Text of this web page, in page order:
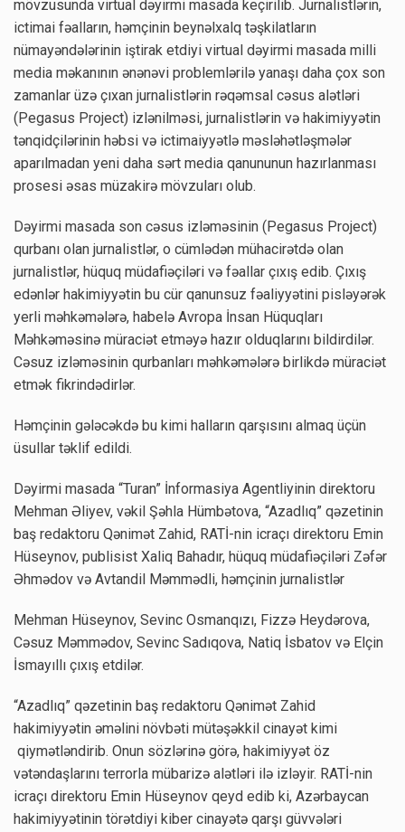
mövzusunda virtual dəyirmi masada keçirilib. Jurnalistlərin,
ictimai fəalların, həmçinin beynəlxalq təşkilatların
nümayəndələrinin iştirak etdiyi virtual dəyirmi masada milli
media məkanının ənənəvi problemlərilə yanaşı daha çox son
zamanlar üzə çıxan jurnalistlərin rəqəmsal cəsus alətləri
(Pegasus Project) izlənilməsi, jurnalistlərin və hakimiyyətin
tənqidçilərinin həbsi və ictimaiyyətlə məsləhətləşmələr
aparılmadan yeni daha sərt media qanununun hazırlanması
prosesi əsas müzakirə mövzuları olub.
Dəyirmi masada son cəsus izləməsinin (Pegasus Project)
qurbanı olan jurnalistlər, o cümlədən mühacirətdə olan
jurnalistlər, hüquq müdafiəçiləri və fəallar çıxış edib. Çıxış
edənlər hakimiyyətin bu cür qanunsuz fəaliyyətini pisləyərək
yerli məhkəmələrə, habelə Avropa İnsan Hüquqları
Məhkəməsinə müraciət etməyə hazır olduqlarını bildirdilər.
Cəsuz izləməsinin qurbanları məhkəmələrə birlikdə müraciət
etmək fikrindədirlər.
Həmçinin gələcəkdə bu kimi halların qarşısını almaq üçün
üsullar təklif edildi.
Dəyirmi masada “Turan” İnformasiya Agentliyinin direktoru
Mehman Əliyev, vəkil Şəhla Hümbətova, “Azadlıq” qəzetinin
baş redaktoru Qənimət Zahid, RATİ-nin icraçı direktoru Emin
Hüseynov, publisist Xaliq Bahadır, hüquq müdafiəçiləri Zəfər
Əhmədov və Avtandil Məmmədli, həmçinin jurnalistlər
Mehman Hüseynov, Sevinc Osmanqızı, Fizzə Heydərova,
Cəsuz Məmmədov, Sevinc Sadıqova, Natiq İsbatov və Elçin
İsmayıllı çıxış etdilər.
“Azadlıq” qəzetinin baş redaktoru Qənimət Zahid
hakimiyyətin əməlini növbəti mütəşəkkil cinayət kimi
qiymətləndirib. Onun sözlərinə görə, hakimiyyət öz
vətəndaşlarını terrorla mübarizə alətləri ilə izləyir. RATİ-nin
icraçı direktoru Emin Hüseynov qeyd edib ki, Azərbaycan
hakimiyyətinin törətdiyi kiber cinayətə qarşı güvvələri